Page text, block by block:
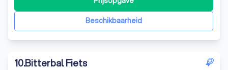
is en streven ernaar om aan al uw behoeften te voldoen
met onze hoogw
Beschikbaarheid
10.Bitterbal Fiets